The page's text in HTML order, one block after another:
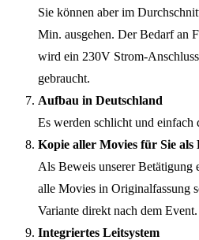
Sie können aber im
Min. ausgehen. Der Bedarf an
wird ein 230V Strom-
gebraucht.
Aufbau in Deutschland
Es werden schlicht und einfach
Kopie aller Movies für Sie als
Als Beweis unserer Betätigung
alle Movies in Originalfassung
Variante direkt nach dem Event.
Integriertes Leitsystem